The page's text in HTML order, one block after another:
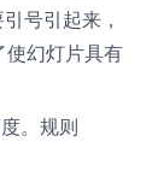
号引起来，
使幻灯片具有
。规则